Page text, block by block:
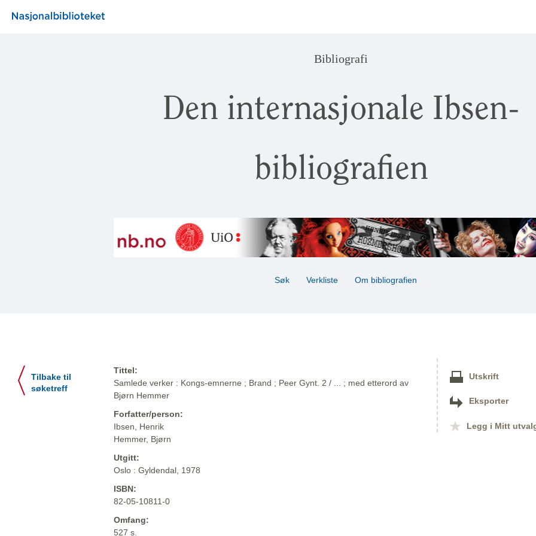
Bibliografi
Den internasjonale Ibsen-
bibliografien
Søk Verkliste Om bibliografien
Tilbake til
søketreff
Tittel:
Samlede verker : Kongs-emnerne ; Brand ; Peer Gynt. 2 / ... ; med etterord av
Bjørn Hemmer
Forfatter/person:
Ibsen, Henrik
Hemmer, Bjørn
Utgitt:
Oslo : Gyldendal, 1978
ISBN:
82-05-10811-0
Omfang:
527 s.
Utskrift
Eksporter
Legg i Mitt